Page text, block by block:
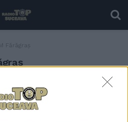
Fărăgraș
Directorul CSU Suceava,
Iulian Andrei: Ținînd cont
de foarte multele absențe